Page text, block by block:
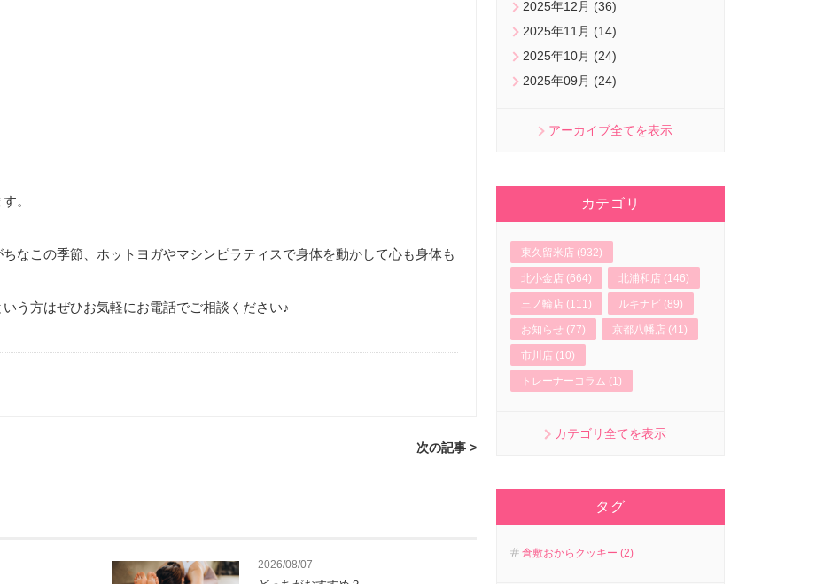
。
なこの季節、ホットヨガやマシンピラティスで身体を動かして心も身体も
う方はぜひお気軽にお電話でご相談ください♪
次の記事 >
2026/08/07
2025年12月 (36)
2025年11月 (14)
2025年10月 (24)
2025年09月 (24)
アーカイブ全てを表示
カテゴリ
東久留米店 (932)
北小金店 (664) 北浦和店 (146)
三ノ輪店 (111) ルキナビ (89)
お知らせ (77) 京都八幡店 (41)
市川店 (10)
トレーナーコラム (1)
カテゴリ全てを表示
タグ
倉敷おからクッキー (2)